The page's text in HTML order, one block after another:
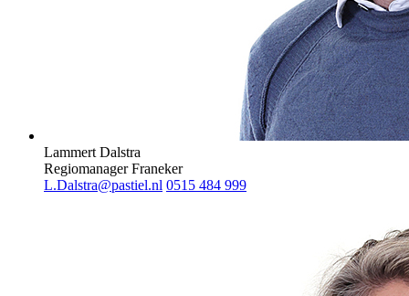
Lammert Dalstra
Regiomanager Franeker
L.Dalstra@pastiel.nl 0515 484 999